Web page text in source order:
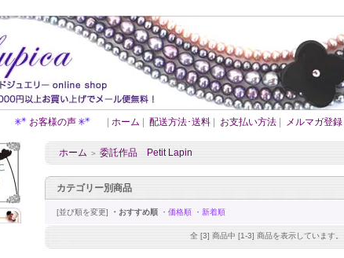
お客様の声 ホーム 配送方法･送料 お支払い方法 メルマガ登録
ホーム ＞ 委託作品 Petit Lapin
カテゴリー別商品
[並び順を変更] ・おすすめ順 ・価格順 ・新着順
全 [3] 商品中 [1-3] 商品を表示しています。